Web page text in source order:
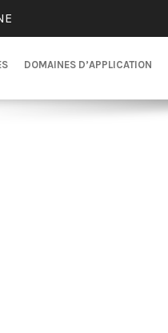
DOMAINES D’APPLICATION